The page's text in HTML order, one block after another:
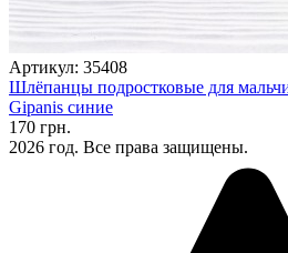
Артикул: 35408
Шлёпанцы подростковые для
Gipanis синие
170 грн.
2026 год. Все права защищены.